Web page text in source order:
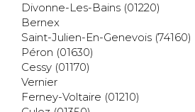
Divonne-Les-Bains (01220)
Bernex
Saint-Julien-En-Genevois (74160)
Péron (01630)
Cessy (01170)
Vernier
Ferney-Voltaire (01210)